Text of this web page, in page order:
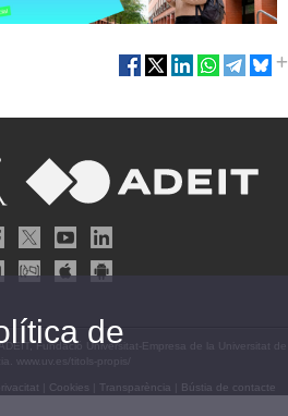
Fundació Universitat-Empresa de la Universitat de
www.uv.es/titols-propis/
Cookies Transparència Bústia de contacte
de